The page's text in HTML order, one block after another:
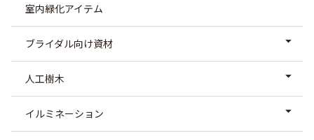
室内緑化アイテム
ブライダル向け資材
人工樹木
イルミネーション